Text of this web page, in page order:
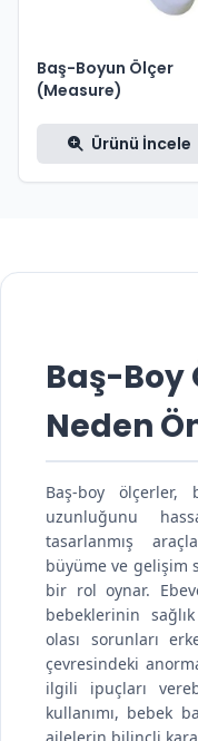
Baş-Boyun Ölçer
(Measure)
Ürünü İncele
Baş-Boy
Neden
Baş-boy
uzunluğunu
tasarlanmış
büyüme ve gelişim
bir rol oynar.
bebeklerinin
olası sorunları
çevresindeki
ilgili ipuçları
kullanımı, bebek